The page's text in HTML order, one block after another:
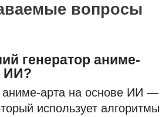
вопросы
генератор аниме-
ИИ?
аниме-арта на основе ИИ —
использует алгоритмы